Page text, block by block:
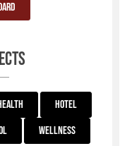
Hotel
Wellness